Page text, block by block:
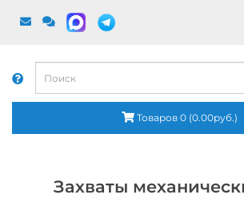
Товаров 0 (0.00руб.)
Захваты